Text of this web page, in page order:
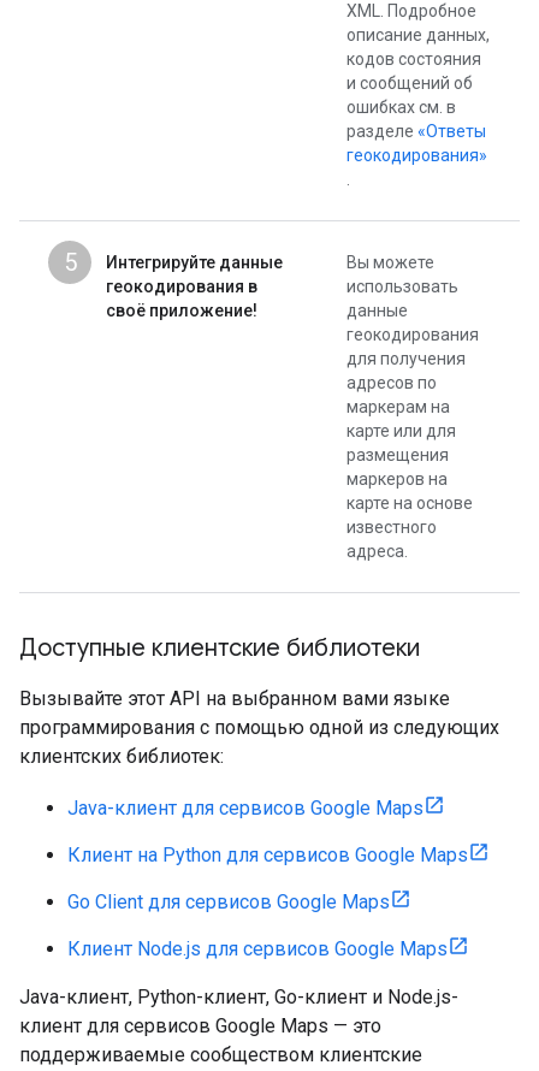
XML. Подробное
описание данных,
кодов состояния
и сообщений об
ошибках см. в
разделе «Ответы
геокодирования»
5
Интегрируйте данные
геокодирования в
своё приложение!
Вы можете
использовать
данные
геокодирования
для получения
адресов по
маркерам на
карте или для
размещения
маркеров на
карте на основе
известного
адреса.
Доступные клиентские библиотеки
Вызывайте этот API на выбранном вами языке
программирования с помощью одной из следующих
клиентских библиотек:
Java-клиент для сервисов Google Maps
Клиент на Python для сервисов Google Maps
Go Client для сервисов Google Maps
Клиент Node.js для сервисов Google Maps
Java-клиент, Python-клиент, Go-клиент и Node.js-
клиент для сервисов Google Maps — это
поддерживаемые сообществом клиентские